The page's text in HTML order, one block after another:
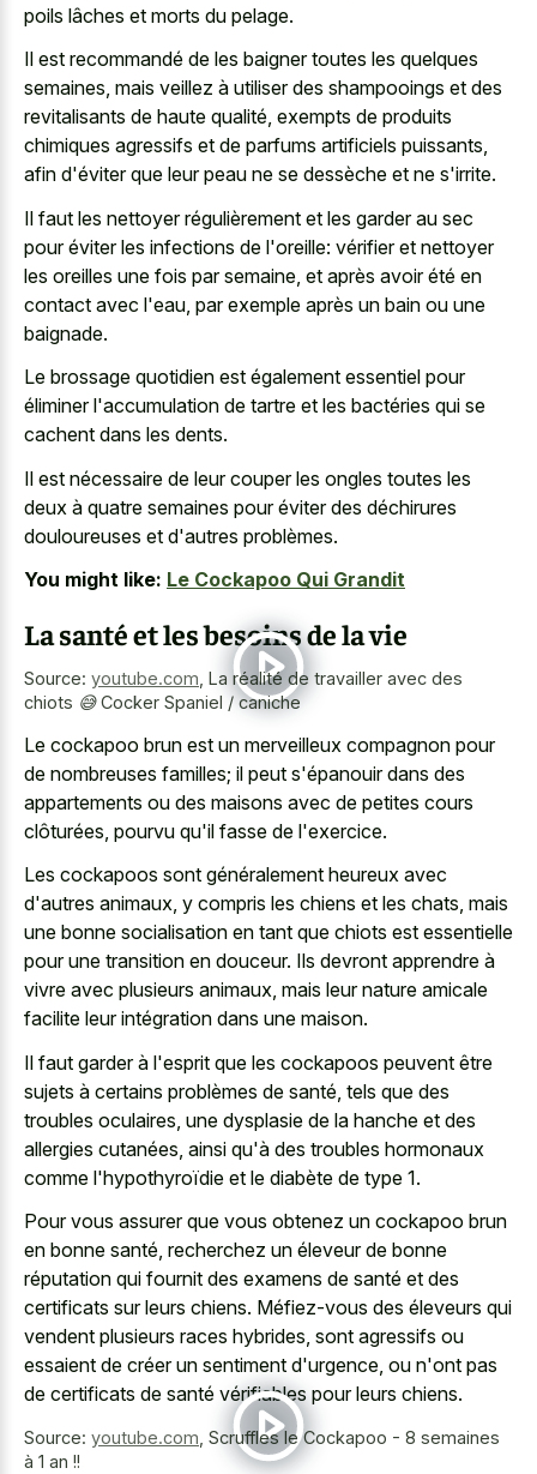
poils lâches et morts du pelage.
Il est recommandé de les baigner toutes les quelques
semaines, mais veillez à utiliser des shampooings et des
revitalisants de haute qualité, exempts de produits
chimiques agressifs et de parfums artificiels puissants,
afin d'éviter que leur peau ne se dessèche et ne s'irrite.
Il faut les nettoyer régulièrement et les garder au sec
pour éviter les infections de l'oreille: vérifier et nettoyer
les oreilles une fois par semaine, et après avoir été en
contact avec l'eau, par exemple après un bain ou une
baignade.
Le brossage quotidien est également essentiel pour
éliminer l'accumulation de tartre et les bactéries qui se
cachent dans les dents.
Il est nécessaire de leur couper les ongles toutes les
deux à quatre semaines pour éviter des déchirures
douloureuses et d'autres problèmes.
You might like: Le Cockapoo Qui Grandit
La santé et les besoins de la vie
Source: youtube.com La réalité de travailler avec des
chiots 😅 Cocker Spaniel / caniche
Le cockapoo brun est un merveilleux compagnon pour
de nombreuses familles; il peut s'épanouir dans des
appartements ou des maisons avec de petites cours
clôturées, pourvu qu'il fasse de l'exercice.
Les cockapoos sont généralement heureux avec
d'autres animaux, y compris les chiens et les chats, mais
une bonne socialisation en tant que chiots est essentielle
pour une transition en douceur. Ils devront apprendre à
vivre avec plusieurs animaux, mais leur nature amicale
facilite leur intégration dans une maison.
Il faut garder à l'esprit que les cockapoos peuvent être
sujets à certains problèmes de santé, tels que des
troubles oculaires, une dysplasie de la hanche et des
allergies cutanées, ainsi qu'à des troubles hormonaux
comme l'hypothyroïdie et le diabète de type 1.
Pour vous assurer que vous obtenez un cockapoo brun
en bonne santé, recherchez un éleveur de bonne
réputation qui fournit des examens de santé et des
certificats sur leurs chiens. Méfiez-vous des éleveurs qui
vendent plusieurs races hybrides, sont agressifs ou
essaient de créer un sentiment d'urgence, ou n'ont pas
de certificats de santé vérifiables pour leurs chiens.
Source: youtube.com Scruffles le Cockapoo - 8 semaines
à 1 an !!